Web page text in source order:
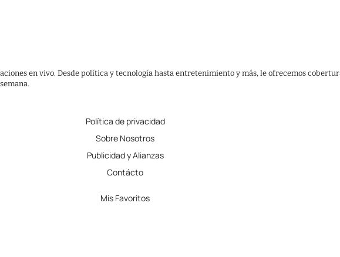
en vivo. Desde política y tecnología hasta entretenimiento y más, le ofrecemos
Política de privacidad
Sobre Nosotros
Publicidad y Alianzas
Contácto
Mis Favoritos